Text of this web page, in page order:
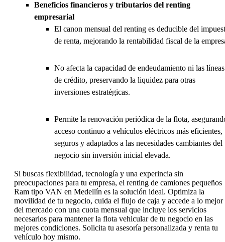
Beneficios financieros y tributarios del renting
empresarial
El canon mensual del renting es deducible del
de renta, mejorando la rentabilidad fiscal de la
No afecta la capacidad de endeudamiento ni las líneas
de crédito, preservando la liquidez para otras
inversiones estratégicas.
Permite la renovación periódica de la flota,
acceso continuo a vehículos eléctricos más eficientes,
seguros y adaptados a las necesidades cambiantes del
negocio sin inversión inicial elevada.
Si buscas flexibilidad, tecnología y una experincia sin
preocupaciones para tu empresa, el renting de camiones pequeños
Ram tipo VAN en Medellín es la solución ideal. Optimiza la
movilidad de tu negocio, cuida el flujo de caja y accede a lo mejor
del mercado con una cuota mensual que incluye los servicios
necesarios para mantener la flota vehicular de tu negocio en las
mejores condiciones. Solicita tu asesoría personalizada y renta tu
vehículo hoy mismo.